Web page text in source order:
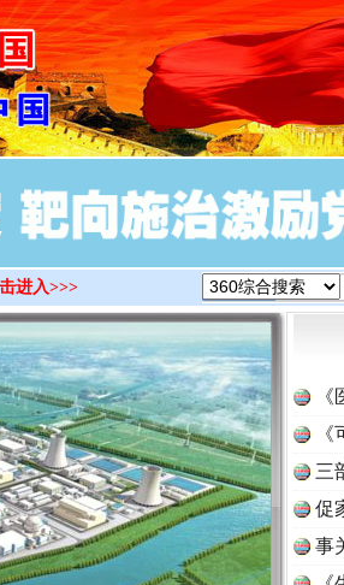
进入>>>
三
促
事